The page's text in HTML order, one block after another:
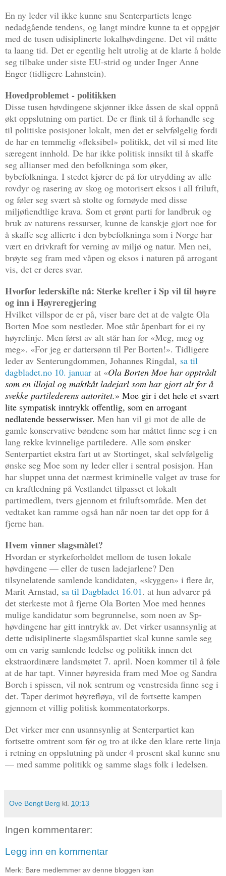
En ny leder vil ikke kunne snu Senterpartiets lenge
nedadgående tendens, og langt mindre kunne ta et oppgjør
med de tusen udisiplinerte lokalhøvdingene. Det vil måtte
ta laang tid. Det er egentlig helt utrolig at de klarte å holde
seg tilbake under siste EU-strid og under Inger Anne
Enger (tidligere Lahnstein).
Hovedproblemet - politikken
Disse tusen høvdingene skjønner ikke åssen de skal oppnå
økt oppslutning om partiet. De er flink til å forhandle seg
til politiske posisjoner lokalt, men det er selvfølgelig fordi
de har en temmelig «fleksibel» politikk, det vil si med lite
særegent innhold. De har ikke politisk innsikt til å skaffe
seg allianser med den befolkninga som øker,
bybefolkninga. I stedet kjører de på for utrydding av alle
rovdyr og rasering av skog og motorisert eksos i all friluft,
og føler seg svært så stolte og fornøyde med disse
miljøfiendtlige krava. Som et grønt parti for landbruk og
bruk av naturens ressurser, kunne de kanskje gjort noe for
å skaffe seg allierte i den bybefolkninga som i Norge har
vært en drivkraft for verning av miljø og natur. Men nei,
brøyte seg fram med våpen og eksos i naturen på arrogant
vis, det er deres svar.
Hvorfor lederskifte nå: Sterke krefter i Sp vil til høyre
og inn i Høyreregjering
Hvilket villspor de er på, viser bare det at de valgte Ola
Borten Moe som nestleder. Moe står åpenbart for ei ny
høyrelinje. Men først av alt står han for «Meg, meg og
meg». «For jeg er dattersønn til Per Borten!». Tidligere
leder av Senterungdommen, Johannes Ringdal, sa til
dagbladet.no 10. januar at «Ola Borten Moe har opptrådt
som en illojal og maktkåt ladejarl som har gjort alt for å
svekke partilederens autoritet.» Moe gir i det hele et svært
lite sympatisk inntrykk offentlig, som en arrogant
nedlatende besserwisser. Men han vil gi mot de alle de
gamle konservative bøndene som har måttet finne seg i en
lang rekke kvinnelige partiledere. Alle som ønsker
Senterpartiet ekstra fart ut av Stortinget, skal selvfølgelig
ønske seg Moe som ny leder eller i sentral posisjon. Han
har sluppet unna det nærmest kriminelle valget av trase for
en kraftledning på Vestlandet tilpasset et lokalt
partimedlem, tvers gjennom et friluftsområde. Men det
vedtaket kan ramme også han når noen tar det opp for å
fjerne han.
Hvem vinner slagsmålet?
Hvordan er styrkeforholdet mellom de tusen lokale
høvdingene — eller de tusen ladejarlene? Den
tilsynelatende samlende kandidaten, «skyggen» i flere år,
Marit Arnstad, sa til Dagbladet 16.01. at hun advarer på
det sterkeste mot å fjerne Ola Borten Moe med hennes
mulige kandidatur som begrunnelse, som noen av Sp-
høvdingene har gitt inntrykk av. Det virker usannsynlig at
dette udisiplinerte slagsmålspartiet skal kunne samle seg
om en varig samlende ledelse og politikk innen det
ekstraordinære landsmøtet 7. april. Noen kommer til å føle
at de har tapt. Vinner høyresida fram med Moe og Sandra
Borch i spissen, vil nok sentrum og venstresida finne seg i
det. Taper derimot høyrefløya, vil de fortsette kampen
gjennom et villig politisk kommentatorkorps.
Det virker mer enn usannsynlig at Senterpartiet kan
fortsette omtrent som før og tro at ikke den klare rette linja
i retning en oppslutning på under 4 prosent skal kunne snu
— med samme politikk og samme slags folk i ledelsen.
Ove Bengt Berg kl. 10:13
Ingen kommentarer:
Legg inn en kommentar
Merk: Bare medlemmer av denne bloggen kan